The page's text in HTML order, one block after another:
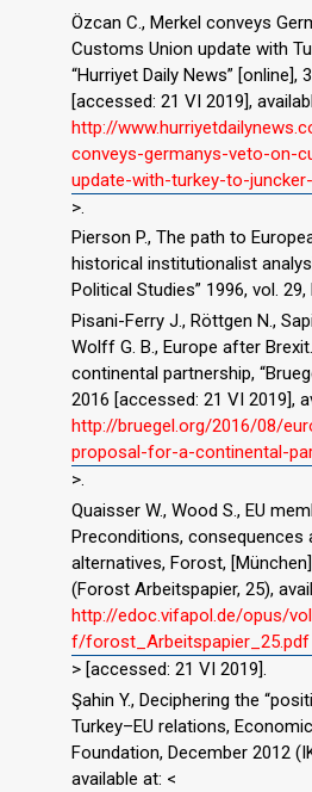
Özcan C., Merkel conveys
Customs Union update with
“Hurriyet Daily News” [online],
[accessed: 21 VI 2019],
http://
conveys-germanys-veto-on-
update-with-turkey-to-
>.
Pierson P., The path to
historical institutionalist
Political Studies” 1996, vol. 29,
Pisani-Ferry J., Röttgen N.,
Wolff G. B., Europe after
continental partnership,
2016 [accessed: 21 VI 2019],
http://bruegel.org/2016/08/
proposal-for-a-continental-
>.
Quaisser W., Wood S., EU
Preconditions, consequences
alternatives, Forost,
(Forost Arbeitspapier, 25),
http://edoc.vifapol.de/opus/
f/forost_Arbeitspapier_25.pdf
> [accessed: 21 VI 2019].
Şahin Y., Deciphering the
Turkey–EU relations,
Foundation, December 2012
available at: <